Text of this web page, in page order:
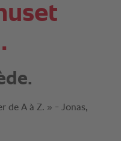
de A à Z. » - Jonas,